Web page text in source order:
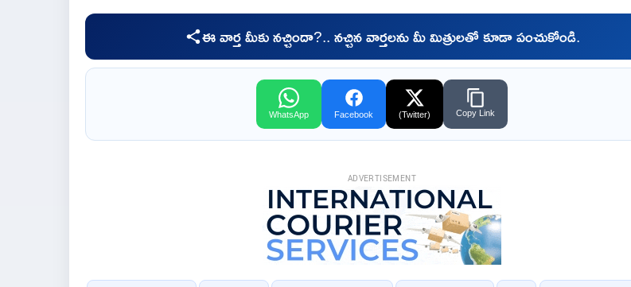
ఈ వార్త మీకు నచ్చిందా?.. నచ్చిన వార్తలను మీ మిత్రులతో కూడా పంచుకోండి.
WhatsApp Facebook (Twitter) Copy Link
ADVERTISEMENT